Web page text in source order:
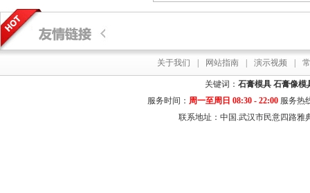
关于我们 网站指南 演示视频
关键词： 石膏模具 石膏像模
服务时间： 周一至周日 08:30 - 22:00服务热
联系地址：中国.武汉市民意四路雅